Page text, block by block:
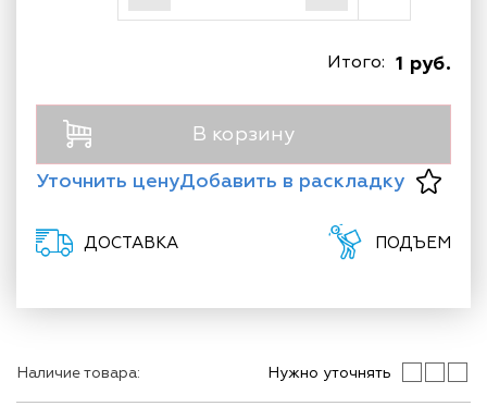
Наличие товара: Нужно уточнять
1 руб.
Итого:
В корзину
Уточнить ценуДобавить в раскладку
ДОСТАВКА ПОДЪЕМ